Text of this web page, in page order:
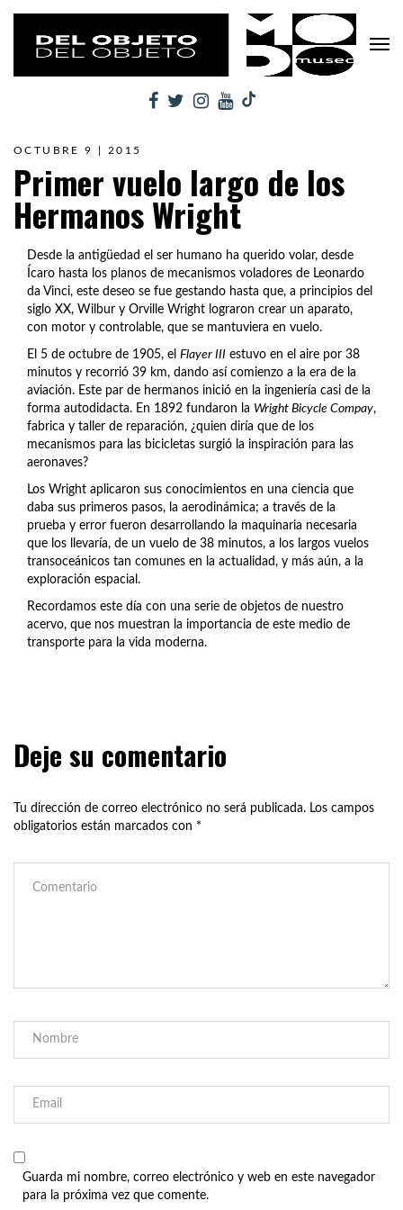
OCTUBRE 9 | 2015
Primer vuelo largo de los
Hermanos Wright
Desde la antigüedad el ser humano ha querido volar, desde
Ícaro hasta los planos de mecanismos voladores de Leonardo
da Vinci, este deseo se fue gestando hasta que, a principios del
siglo XX, Wilbur y Orville Wright lograron crear un aparato,
con motor y controlable, que se mantuviera en vuelo.
El 5 de octubre de 1905, el Flayer III estuvo en el aire por 38
minutos y recorrió 39 km, dando así comienzo a la era de la
aviación. Este par de hermanos inició en la ingeniería casi de la
forma autodidacta. En 1892 fundaron la Wright Bicycle Compay,
fabrica y taller de reparación, ¿quien diría que de los
mecanismos para las bicicletas surgió la inspiración para las
aeronaves?
Los Wright aplicaron sus conocimientos en una ciencia que
daba sus primeros pasos, la aerodinámica; a través de la
prueba y error fueron desarrollando la maquinaria necesaria
que los llevaría, de un vuelo de 38 minutos, a los largos vuelos
transoceánicos tan comunes en la actualidad, y más aún, a la
exploración espacial.
Recordamos este día con una serie de objetos de nuestro
acervo, que nos muestran la importancia de este medio de
transporte para la vida moderna.
Deje su comentario
Tu dirección de correo electrónico no será publicada. Los campos
obligatorios están marcados con *
Guarda mi nombre, correo electrónico y web en este navegador
para la próxima vez que comente.